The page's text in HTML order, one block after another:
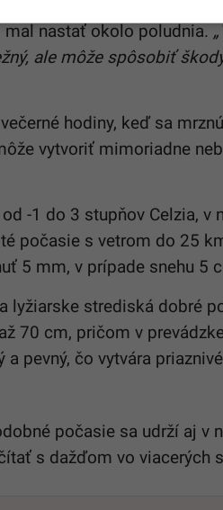
Slovensku, kde
nastať okolo poludnia.
ale môže spôsobiť
hodiny, keď sa
vytvoriť mimoriadne
-1 do 3 stupňov Celzia, v
počasie s vetrom do 25
5 mm, v prípade snehu 5
lyžiarske strediská dobré
70 cm, pričom v
pevný, čo vytvára
počasie sa udrží aj v
s dažďom vo viacerých